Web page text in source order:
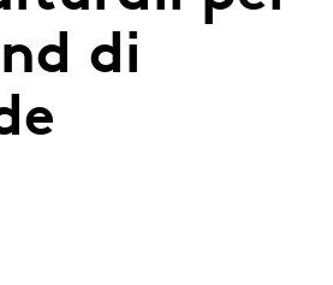
di